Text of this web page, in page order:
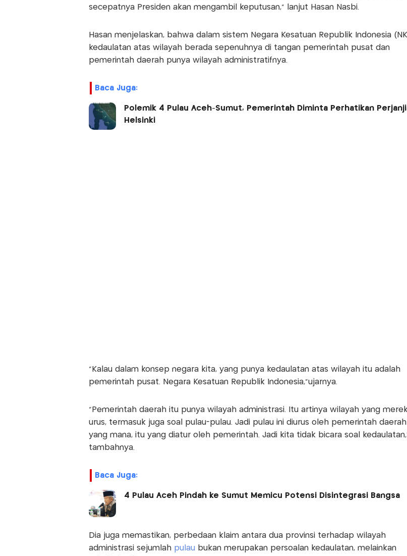
secepatnya Presiden akan mengambil keputusan,” lanjut Hasan Nasbi.
Hasan menjelaskan, bahwa dalam sistem Negara Kesatuan Republik Indonesia
kedaulatan atas wilayah berada sepenuhnya di tangan pemerintah pusat dan
pemerintah daerah punya wilayah administratifnya.
Baca Juga:
Polemik 4 Pulau Aceh-Sumut, Pemerintah Diminta Perhatikan
Helsinki
“Kalau dalam konsep negara kita, yang punya kedaulatan atas wilayah itu adalah
pemerintah pusat. Negara Kesatuan Republik Indonesia,”ujarnya.
“Pemerintah daerah itu punya wilayah administrasi. Itu artinya wilayah yang
urus, termasuk juga soal pulau-pulau. Jadi pulau ini diurus oleh pemerintah daerah
yang mana, itu yang diatur oleh pemerintah. Jadi kita tidak bicara soal
tambahnya.
Baca Juga:
4 Pulau Aceh Pindah ke Sumut Memicu Potensi Disintegrasi Bangsa
Dia juga memastikan, perbedaan klaim antara dua provinsi terhadap wilayah
administrasi sejumlah pulau bukan merupakan persoalan kedaulatan, melainkan